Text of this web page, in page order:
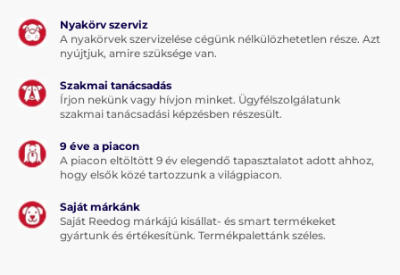
Nyakörv szerviz
A nyakörvek szervizelése cégünk nélkülözhetetlen része. Azt
nyújtjuk, amire szüksége van.
Szakmai tanácsadás
Írjon nekünk vagy hívjon minket. Ügyfélszolgálatunk
szakmai tanácsadási képzésben részesült.
9 éve a piacon
A piacon eltöltött 9 év elegendő tapasztalatot adott ahhoz,
hogy elsők közé tartozzunk a világpiacon.
Saját márkánk
Saját Reedog márkájú kisállat- és smart termékeket
gyártunk és értékesítünk. Termékpalettánk széles.